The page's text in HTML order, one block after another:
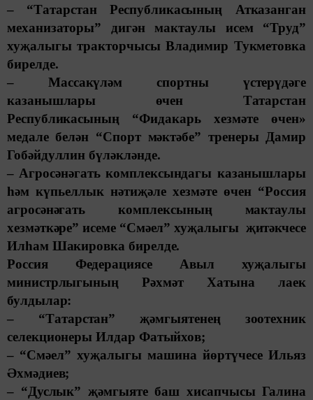
– “Татарстан Республикасының Атказанган
механизаторы” дигән мактаулы исем “Труд”
хуҗалыгы тракторчысы Владимир Тукметовка
бирелде.
– Массакүләм спортны үстерүдәге
казанышлары өчен Татарстан
Республикасының “Фидакарь хезмәте өчен»
медале белән “Спорт мәктәбе” тренеры Дамир
Гобәйдуллин бүләкләнде.
– Агросәнәгать комплексындагы казанышлары
һәм күпьеллык нәтиҗәле хезмәте өчен “Россия
агросәнәгать комплексының мактаулы
хезмәткәре” исеме “Смәел” хуҗалыгы җитәкчесе
Илһам Шакировка бирелде.
Россия Федерациясе Авыл хуҗалыгы
министрлыгының Рәхмәт Хатына лаек
булдылар:
– “Татарстан” җәмгыятенең зоотехник
селекционеры Илдар Фатыйхов;
– “Смәел” хуҗалыгы машина йөртүчесе Ильяз
Әхмәдиев;
– “Дуслык” җәмгыяте баш хисапчысы Галина